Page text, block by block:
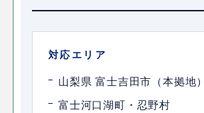
対応エリア
山梨県 富士吉田市（本拠地）
富士河口湖町・忍野村